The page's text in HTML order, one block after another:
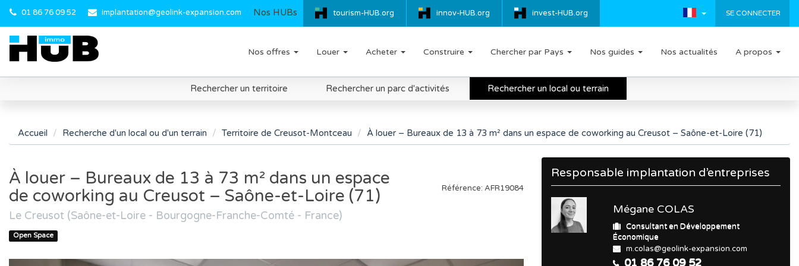
01 86 76 09 52 implantation@geolink-expansion.com tourism-HUB.org innov-HUB.org invest-HUB.org
Nos HUBs SE CONNECTER
Nos offres Louer Acheter Construire Chercher par Pays Nos guides Nos actualités A propos
Rechercher un territoire Rechercher un parc d'activités Rechercher un local ou terrain
Accueil Recherche d'un local ou d'un terrain Territoire de Creusot-Montceau À louer – Bureaux de 13 à 73 m² dans un espace de coworking au Creusot – Saône-et-Loire (71)
À louer – Bureaux de 13 à 73 m² dans un espace
de coworking au Creusot – Saône-et-Loire (71)
Le Creusot (Saône-et-Loire - Bourgogne-Franche-Comté - France)
Open Space
Référence: AFR19084
Responsable implantation d’entreprises
Mégane COLAS
Consultant en Développement
Économique
m.colas@geolink-expansion.com
01 86 76 09 52